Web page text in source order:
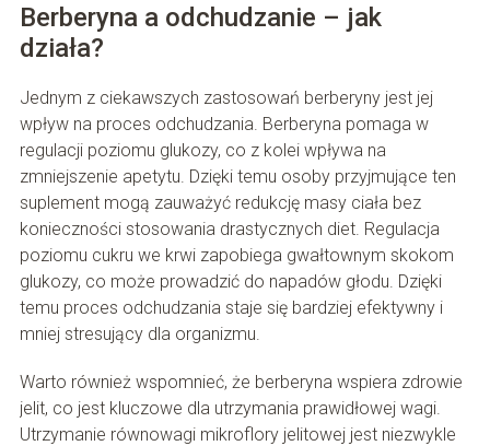
Berberyna a odchudzanie – jak
działa?
Jednym z ciekawszych zastosowań berberyny jest jej
wpływ na proces odchudzania. Berberyna pomaga w
regulacji poziomu glukozy, co z kolei wpływa na
zmniejszenie apetytu. Dzięki temu osoby przyjmujące ten
suplement mogą zauważyć redukcję masy ciała bez
konieczności stosowania drastycznych diet. Regulacja
poziomu cukru we krwi zapobiega gwałtownym skokom
glukozy, co może prowadzić do napadów głodu. Dzięki
temu proces odchudzania staje się bardziej efektywny i
mniej stresujący dla organizmu.
Warto również wspomnieć, że berberyna wspiera zdrowie
jelit, co jest kluczowe dla utrzymania prawidłowej wagi.
Utrzymanie równowagi mikroflory jelitowej jest niezwykle